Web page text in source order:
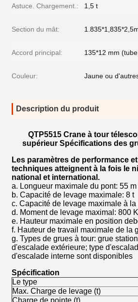
Astuce. Chargement.: 1,5 t
Section du mât:
Accord principal: 135*12 mm
Couleur: Jaune ou
Description du produit
QTP5515 Crane à tour
supérieur Spécifications des
Les paramètres de performance
techniques atteignent à la fois le
national et international.
a. Longueur maximale du pont: 55 m
b. Capacité de levage maximale: 8 t
c. Capacité de levage maximale à
d. Moment de levage maximal: 800
e. Hauteur maximale en position
f. Hauteur de travail maximale de la
g. Types de grues à tour: grue
d'escalade extérieure; type
d'escalade interne sont disponibles
Spécification
Le type
Max. Charge de levage (t)
Charge de pointe (t)